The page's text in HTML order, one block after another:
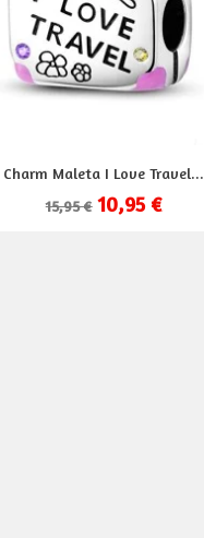
Vista rápida
Charm Maleta I Love Travel...
15,95 € 10,95 €